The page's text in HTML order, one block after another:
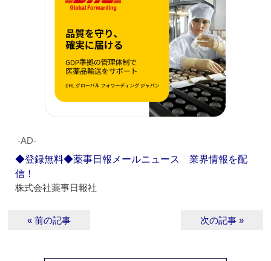
‐AD‐
◆登録無料◆薬事日報メールニュース 業界情報を配
信！
株式会社薬事日報社
« 前の記事 次の記事 »